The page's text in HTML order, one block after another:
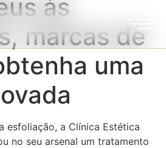
às
marcas de
uma
esfoliação, a Clínica Estética
no seu arsenal um tratamento